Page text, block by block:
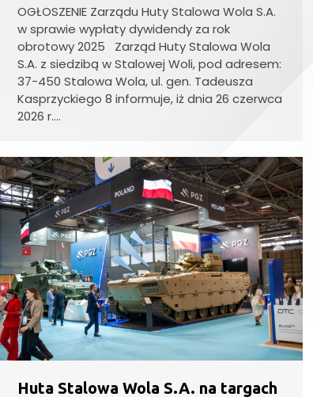
OGŁOSZENIE Zarządu Huty Stalowa Wola S.A.
w sprawie wypłaty dywidendy za rok
obrotowy 2025 Zarząd Huty Stalowa Wola
S.A. z siedzibą w Stalowej Woli, pod adresem:
37-450 Stalowa Wola, ul. gen. Tadeusza
Kasprzyckiego 8 informuje, iż dnia 26 czerwca
2026 r.…
Huta Stalowa Wola S.A. na targach